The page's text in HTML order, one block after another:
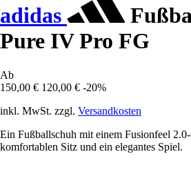
adidas
Pure IV Pro FG
Ab
150,00 € 120,00 € -20%
inkl. MwSt. zzgl. Versandkosten
Ein Fußballschuh mit einem Fusionfeel
komfortablen Sitz und ein elegantes Spiel.